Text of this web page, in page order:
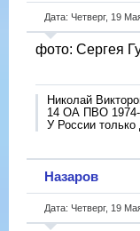
Дата: Четверг, 19
фото: Сергея
Николай
14 ОА ПВО 1974-
У России
Назаров
Дата: Четверг, 19